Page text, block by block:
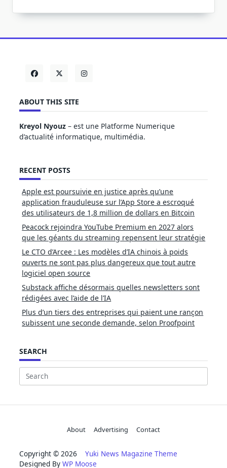
ABOUT THIS SITE
Kreyol Nyouz – est une Platforme Numerique
d’actualité informatique, multimédia.
RECENT POSTS
Apple est poursuivie en justice après qu’une
application frauduleuse sur l’App Store a escroqué
des utilisateurs de 1,8 million de dollars en Bitcoin
Peacock rejoindra YouTube Premium en 2027 alors
que les géants du streaming repensent leur stratégie
Le CTO d’Arcee : Les modèles d’IA chinois à poids
ouverts ne sont pas plus dangereux que tout autre
logiciel open source
Substack affiche désormais quelles newsletters sont
rédigées avec l’aide de l’IA
Plus d’un tiers des entreprises qui paient une rançon
subissent une seconde demande, selon Proofpoint
SEARCH
Search
About Advertising Contact
Copyright © 2026 Yuki News Magazine Theme
Designed By WP Moose